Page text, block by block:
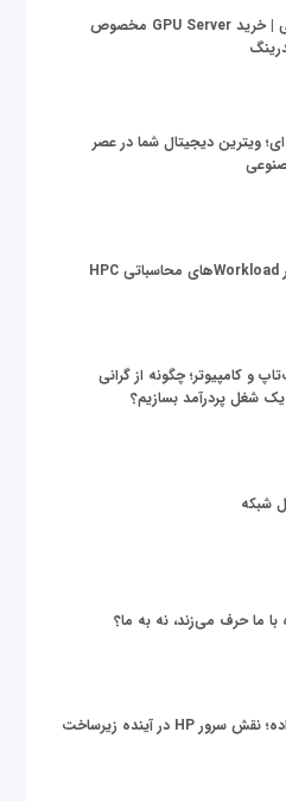
قیمت سرور گرافیکی | خرید GPU Server مخصوص
ویترین دیجیتال شما در عصر
و کامپیوتر؛ چگونه از گرانی
شغل پردرآمد بسازیم؟
شبکه
با ما حرف می‌زند، نه به ما؟
زیر پوست دنیای داده؛ نقش سرور HP در آینده زیرساخت